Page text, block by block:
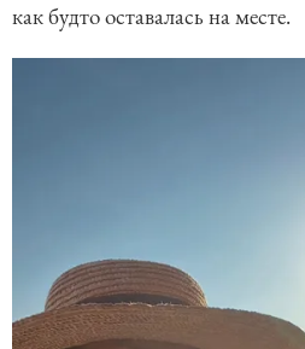
как будто оставалась на месте.